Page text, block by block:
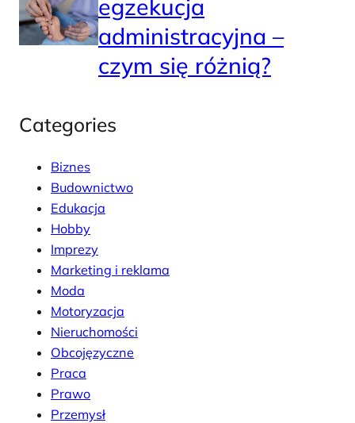
egzekucja
administracyjna –
czym się różnią?
Categories
Biznes
Budownictwo
Edukacja
Hobby
Imprezy
Marketing i reklama
Moda
Motoryzacja
Nieruchomości
Obcojęzyczne
Praca
Prawo
Przemysł